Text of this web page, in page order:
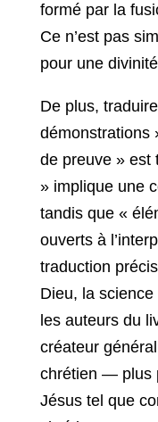
formé par la
Ce n’est pas
pour une
De plus,
démonstrations
de preuve » est
» implique une
tandis que «
ouverts à
traduction
Dieu, la
les auteurs du
créateur
chrétien — plus
Jésus tel que